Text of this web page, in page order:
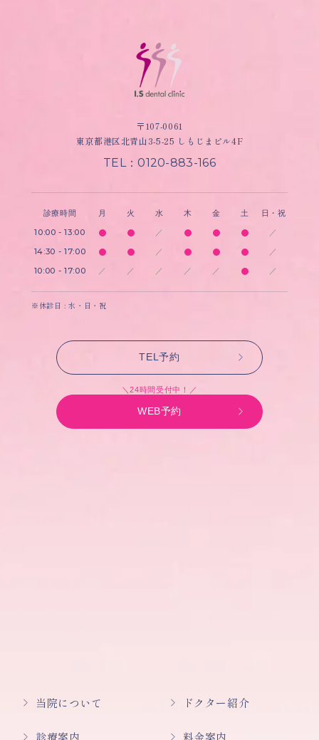
〒107-0061
東京都港区北青山3-5-25 しもじまビル4F
TEL：0120-883-166
診療時間 月 火 水 木 金 土 日・祝
10:00 - 13:00 ／ ／
14:30 - 17:00 ／ ／
10:00 - 17:00 ／ ／ ／ ／ ／ ／
※休診日 : 水・日・祝
TEL予約
＼24時間受付中！／
WEB予約
当院について ドクター紹介
診療案内 料金案内